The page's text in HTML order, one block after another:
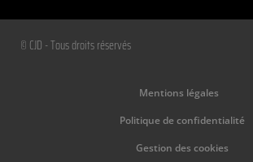
© CJD - Tous droits réservés
Mentions légales
Politique de confidentialité
Gestion des cookies